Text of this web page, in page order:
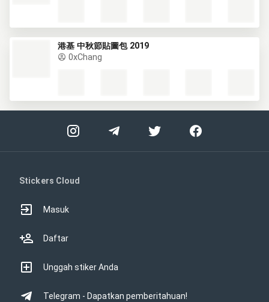
港基 中秋節貼圖包 2019
0xChang
Stickers Cloud
Masuk
Daftar
Unggah stiker Anda
Telegram - Dapatkan pemberitahuan!